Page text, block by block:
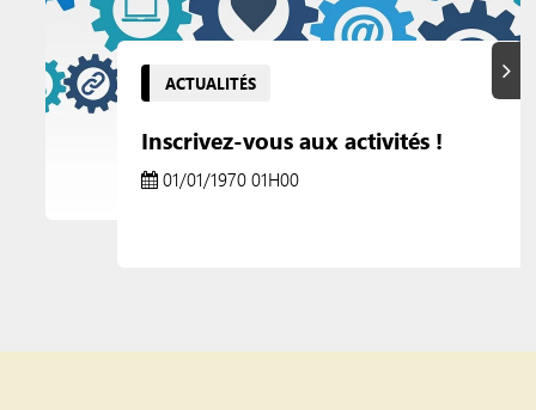
ACTUALITÉS
Inscrivez-vous aux activités !
01/01/1970 01H00